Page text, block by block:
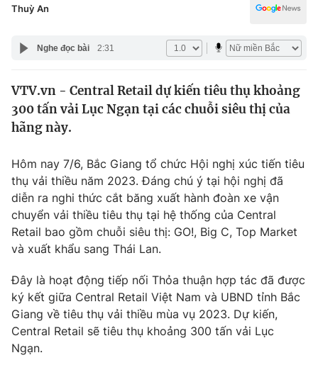
Pháp luật
Thế giới
Thế giới đó đây
Câu chuyện quốc tế
Kinh tế
Tài chính
Thị trường
Góc doanh nghiệp
Dữ liệu và đời sống
Truyền hình
Phim VTV
Hậu trường
Nhân vật
Giải trí
Điện ảnh
Âm nhạc
Đời sống
Du lịch
Y tế
Công nghệ
Thuỳ An
Nghe đọc bài 2:31
VTV.vn - Central Retail dự kiến tiêu thụ khoảng
300 tấn vải Lục Ngạn tại các chuỗi siêu thị của
hãng này.
Hôm nay 7/6, Bắc Giang tổ chức Hội nghị xúc tiến tiêu
thụ vải thiều năm 2023. Đáng chú ý tại hội nghị đã
diễn ra nghi thức cắt băng xuất hành đoàn xe vận
chuyển vải thiều tiêu thụ tại hệ thống của Central
Retail bao gồm chuỗi siêu thị: GO!, Big C, Top Market
và xuất khẩu sang Thái Lan.
Đây là hoạt động tiếp nối Thỏa thuận hợp tác đã được
ký kết giữa Central Retail Việt Nam và UBND tỉnh Bắc
Giang về tiêu thụ vải thiều mùa vụ 2023. Dự kiến,
Central Retail sẽ tiêu thụ khoảng 300 tấn vải Lục
Ngạn.